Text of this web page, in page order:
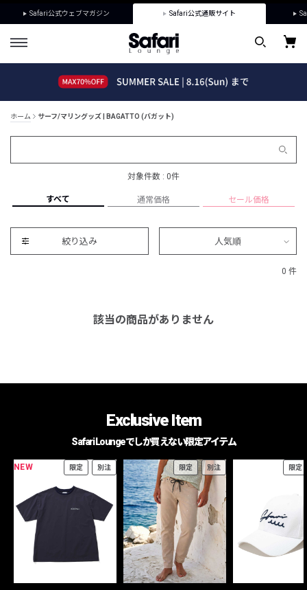
Safari公式ウェブマガジン Safari公式通販サイト
ホーム サーフ/マリングッズ | BAGATTO (バガット)
対象件数 : 0件
すべて 通常価格 セール価格
絞り込み 人気順
0 件
該当の商品がありません
Exclusive Item
Safari Loungeでしか買えない限定アイテム
NEW 限定 別注 限定 別注 限定